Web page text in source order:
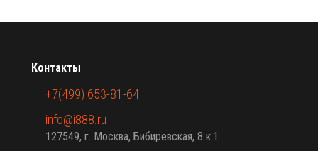
Контакты
+7(499) 653-81-64
info@i888.ru
127549, г. Москва, Бибиревская, 8 к.1